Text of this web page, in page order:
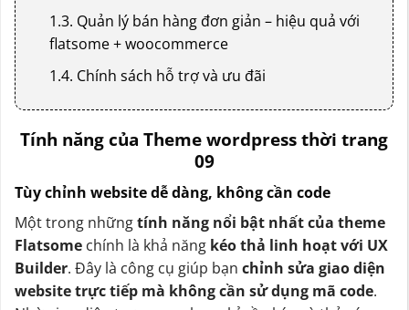
1.3. Quản lý bán hàng đơn giản – hiệu quả với
flatsome + woocommerce
1.4. Chính sách hỗ trợ và ưu đãi
Tính năng của Theme wordpress thời trang
09
Tùy chỉnh website dễ dàng, không cần code
Một trong nhữngtính năng nổi bật nhất của theme
Flatsome chính là khả năng kéo thả linh hoạt với UX
Builder. Đây là công cụ giúp bạn chỉnh sửa giao diện
website trực tiếp mà không cần sử dụng mã code.